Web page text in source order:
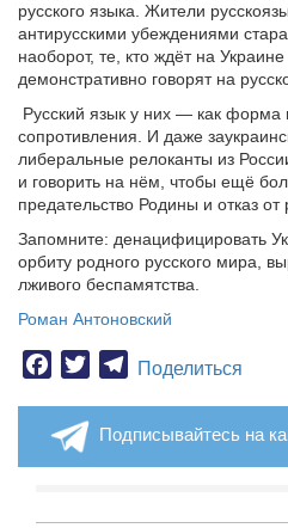
русского языка. Жители
антирусскими убеждениями
наоборот, те, кто ждёт на
демонстративно говорят на
Русский язык у них — как форма
сопротивления. И даже
либеральные релоканты из
и говорить на нём, чтобы ещё
предательство Родины и отказ от
Запомните: денацифицировать
орбиту родного русского мира,
лживого беспамятства.
Роман Антоновский
Facebook
TwitterTelegram
Поделиться
Подписывайтесь на